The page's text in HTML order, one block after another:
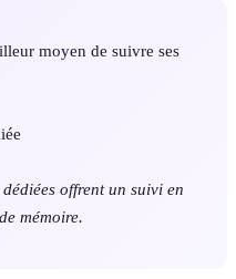
moyen de suivre ses
offrent un suivi en
mémoire.